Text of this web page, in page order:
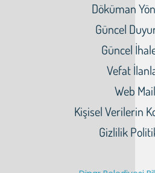
Döküman
Güncel
Güncel
Vefat
Web Mail
Kişisel Verilerin
Gizlilik